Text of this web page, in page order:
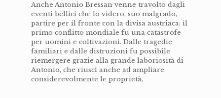
Anche Antonio Bressan venne travolto dagli
eventi bellici che lo videro, suo malgrado,
partire per il fronte con la divisa austriaca: il
primo conflitto mondiale fu una catastrofe
per uomini e coltivazioni. Dalle tragedie
familiari e dalle distruzioni fu possibile
riemergere grazie alla grande laboriosità di
Antonio, che riuscì anche ad ampliare
considerevolmente le proprietà,